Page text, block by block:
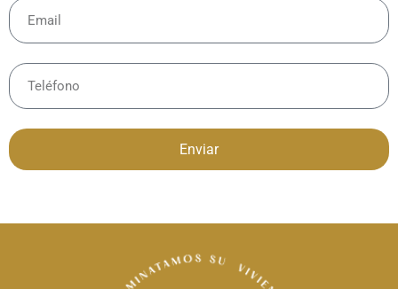
Enviar